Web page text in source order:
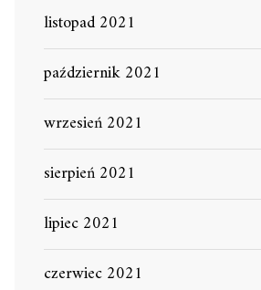
listopad 2021
październik 2021
wrzesień 2021
sierpień 2021
lipiec 2021
czerwiec 2021